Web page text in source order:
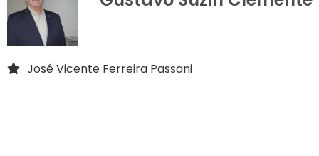
José Vicente Ferreira Passani